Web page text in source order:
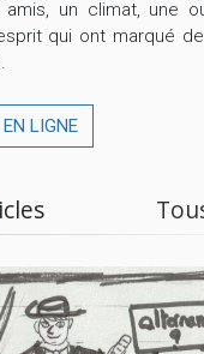
amis, un climat, une
qui ont marqué
EN LIGNE